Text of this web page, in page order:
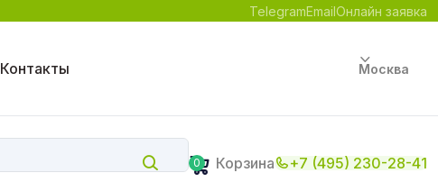
TelegramEmailОнлайн заявка
Контакты Москва
0 Корзина +7 (495) 230-28-41